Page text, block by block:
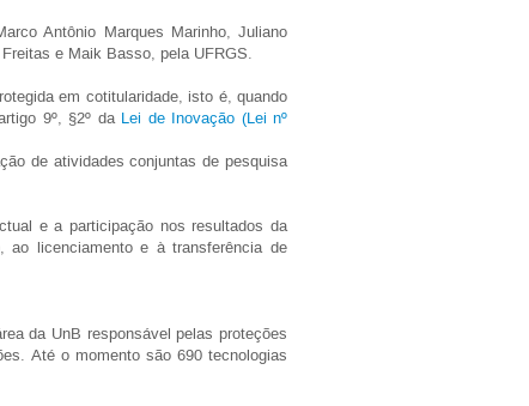
Antônio Marques Marinho, Juliano
e Maik Basso, pela UFRGS.
em cotitularidade, isto é, quando
9º, §2º da Lei de Inovação (Lei nº
de atividades conjuntas de pesquisa
e a participação nos resultados da
ao licenciamento e à transferência de
da UnB responsável pelas proteções
Até o momento são 690 tecnologias